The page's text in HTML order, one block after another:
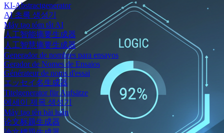
KI-Abstractgenerator
AI 초록 생성기
Máy tạo tóm tắt AI
人工智能摘要生成器
人工智慧摘要生成器
Generador de nombres para ensayos
Gerador de Nomes de Ensaios
Générateur de noms d'essai
エッセイ名生成器
Titelgenerator für Aufsätze
에세이 제목 생성기
Máy tạo tên bài luận
论文标题生成器